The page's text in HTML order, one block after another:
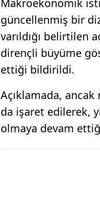
Makroekonomik
güncellenmiş bir
varıldığı belirtilen
dirençli büyüme
ettiği bildirildi.
Açıklamada,
da işaret edilerek,
olmaya devam